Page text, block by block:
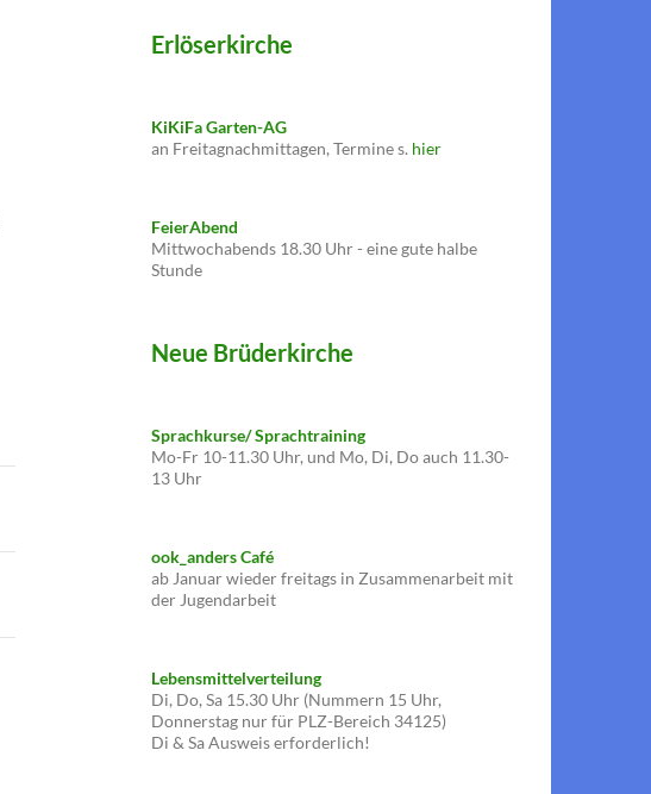
Erlöserkirche
KiKiFa Garten-AG
an Freitagnachmittagen, Termine s. hier
FeierAbend
Mittwochabends 18.30 Uhr - eine gute halbe
Stunde
Neue Brüderkirche
Sprachkurse/ Sprachtraining
Mo-Fr 10-11.30 Uhr, und Mo, Di, Do auch 11.30-
13 Uhr
ook_anders Café
ab Januar wieder freitags in Zusammenarbeit mit
der Jugendarbeit
Lebensmittelverteilung
Di, Do, Sa 15.30 Uhr (Nummern 15 Uhr,
Donnerstag nur für PLZ-Bereich 34125)
Di & Sa Ausweis erforderlich!